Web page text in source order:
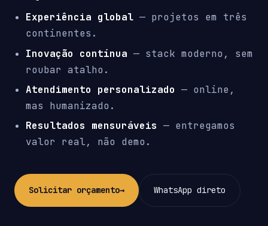
Experiência global — projetos em três
continentes.
Inovação contínua — stack moderno, sem
roubar atalho.
Atendimento personalizado — online,
mas humanizado.
Resultados mensuráveis — entregamos
valor real, não demo.
Solicitar orçamento→ WhatsApp direto